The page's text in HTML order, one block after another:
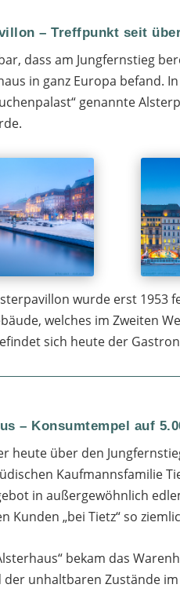
– Treffpunkt seit
dass am Jungfernstieg
in ganz Europa befand.
genannte
wurde erst 1953
welches im Zweiten
sich heute der
– Konsumtempel auf
heute über den
Kaufmannsfamilie
in außergewöhnlich
Kunden „bei Tietz“ so
bekam das
der unhaltbaren Zustände